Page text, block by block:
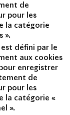
de
pour les
la catégorie
».
est défini par le
aux cookies
enregistrer
de
pour les
la catégorie «
».